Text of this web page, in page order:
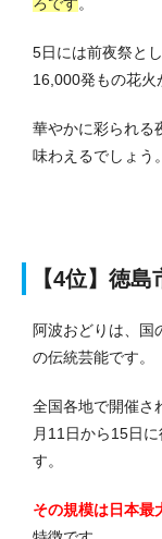
5日には前夜祭と
16,000発もの花火
華やかに彩られる
味わえるでしょう。
【4位】徳
阿波おどりは、国
の伝統芸能です。
全国各地で開催さ
月11日から15日
す。
その規模は日本最